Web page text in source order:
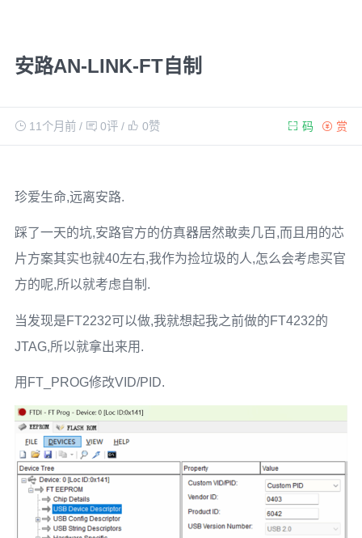
安路AN-LINK-FT自制
11个月前/ 0评/ 0赞 赏
码
珍爱生命,远离安路.
踩了一天的坑,安路官方的仿真器居然敢卖几百,而且用的芯
片方案其实也就40左右,我作为捡垃圾的人,怎么会考虑买官
方的呢,所以就考虑自制.
当发现是FT2232可以做,我就想起我之前做的FT4232的
JTAG,所以就拿出来用.
用FT_PROG修改VID/PID.